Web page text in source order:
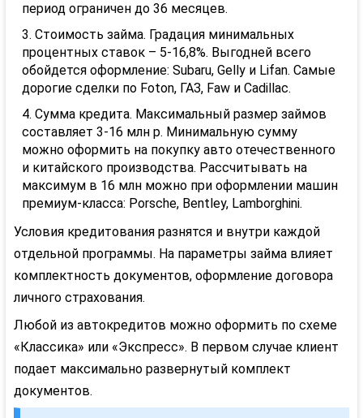
период ограничен до 36 месяцев.
Стоимость займа. Градация минимальных
процентных ставок – 5-16,8%. Выгодней всего
обойдется оформление: Subaru, Gellyи Lifan. Самые
дорогие сделки по Foton, ГАЗ, Fawи Cadillac.
Сумма кредита. Максимальный размер займов
составляет 3-16 млн р. Минимальную сумму
можно оформить на покупку авто отечественного
и китайского производства. Рассчитывать на
максимум в 16 млн можно при оформлении машин
премиум-класса: Porsche, Bentley, Lamborghini.
Условия кредитования разнятся и внутри каждой
отдельной программы. На параметры займа влияет
комплектность документов, оформление договора
личного страхования.
Любой из автокредитов можно оформить по схеме
«Классика» или «Экспресс». В первом случае клиент
подает максимально развернутый комплект
документов.